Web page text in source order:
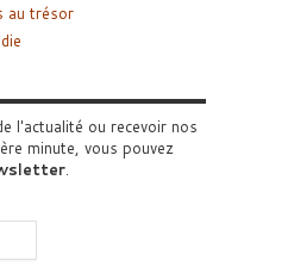
au trésor
l'actualité ou recevoir nos
minute, vous pouvez
.